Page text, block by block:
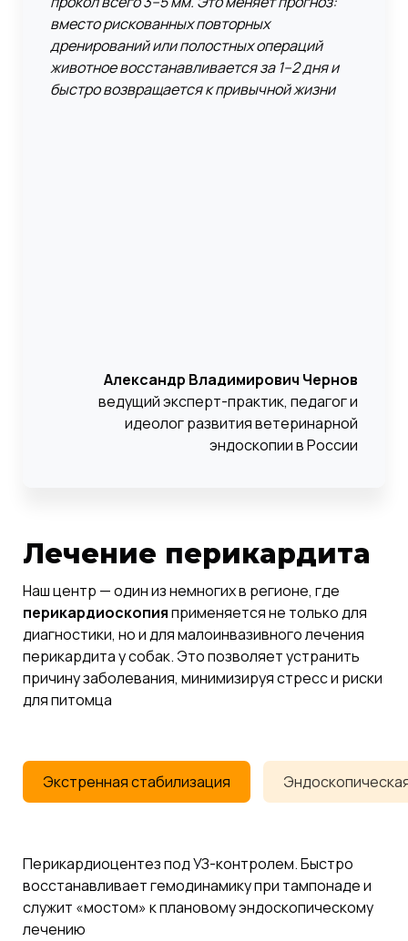
вместо рискованных повторных
дренирований или полостных операций
животное восстанавливается за 1–2 дня и
быстро возвращается к привычной жизни
Александр Владимирович Чернов
ведущий эксперт-практик, педагог и
идеолог развития ветеринарной
эндоскопии в России
Лечение перикардита
Наш центр — один из немногих в регионе, где
перикардиоскопияприменяется не только для
диагностики, но и для малоинвазивного лечения
перикардита у собак. Это позволяет устранить
причину заболевания, минимизируя стресс и риски
для питомца
Экстренная стабилизация
Перикардиоцентез под УЗ-контролем. Быстро
восстанавливает гемодинамику при тампонаде и
служит «мостом» к плановому эндоскопическому
лечению